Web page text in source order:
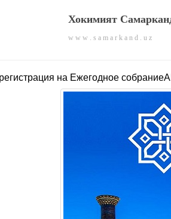
Хокимият
w w w . s a m a r k a n d . u z
на Ежегодное